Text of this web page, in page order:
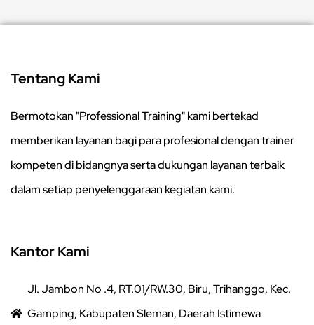
Tentang Kami
Bermotokan "Professional Training" kami bertekad
memberikan layanan bagi para profesional dengan trainer
kompeten di bidangnya serta dukungan layanan terbaik
dalam setiap penyelenggaraan kegiatan kami.
Kantor Kami
Jl. Jambon No .4, RT.01/RW.30, Biru, Trihanggo, Kec.
Gamping, Kabupaten Sleman, Daerah Istimewa